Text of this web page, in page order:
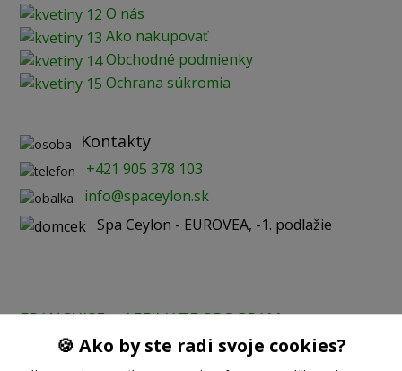
O nás
Ako nakupovať
Obchodné podmienky
Ochrana súkromia
Kontakty
+421 905 378 103
info@spaceylon.sk
Spa Ceylon - EUROVEA, -1. podlažie
FRANCHISE AFFILIATE PROGRAM
Prijímame online platby:
🍪 Ako by ste radi svoje cookies?